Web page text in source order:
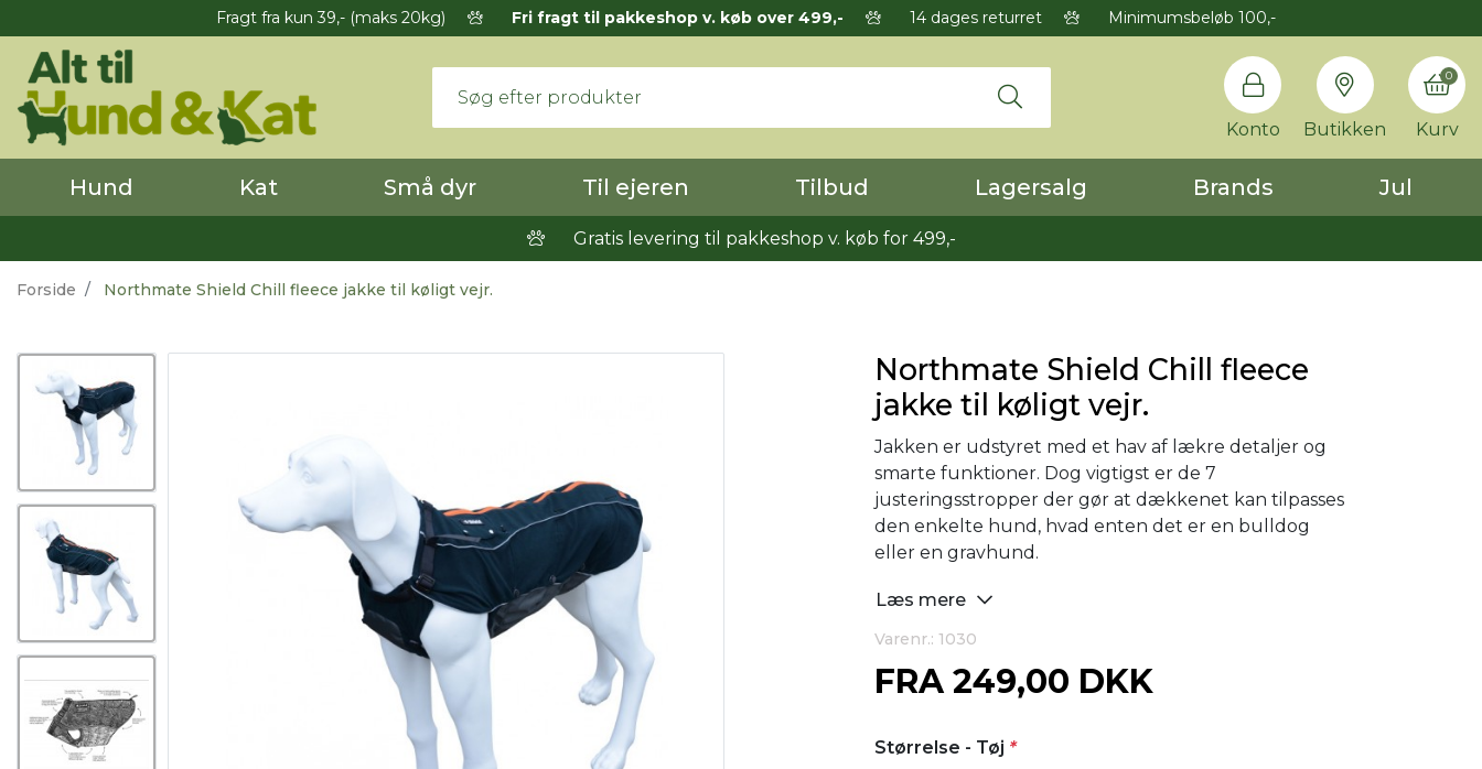
Fragt fra kun 39,- (maks 20kg) Fri fragt til pakkeshop v. køb over 499,- 14 dages returret Minimumsbeløb 100,-
Konto Butikken Kurv
0
Hund Kat Små dyr Til ejeren Tilbud Lagersalg Brands Jul
Gratis levering til pakkeshop v. køb for 499,-
Forside Northmate Shield Chill fleece jakke til køligt vejr.
Northmate Shield Chill fleece
jakke til køligt vejr.
Jakken er udstyret med et hav af lækre detaljer og
smarte funktioner. Dog vigtigst er de 7
justeringsstropper der gør at dækkenet kan tilpasses
den enkelte hund, hvad enten det er en bulldog
eller en gravhund.
Læs mere
Varenr.: 1030
FRA 249,00 DKK
Størrelse - Tøj *